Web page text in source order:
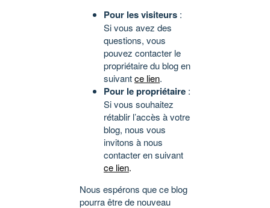
Pour les visiteurs :
Si vous avez des
questions, vous
pouvez contacter le
propriétaire du blog en
suivantce lien.
Pour le propriétaire :
Si vous souhaitez
rétablir l’accès à votre
blog, nous vous
invitons à nous
contacter en suivant
ce lien.
Nous espérons que ce blog
pourra être de nouveau